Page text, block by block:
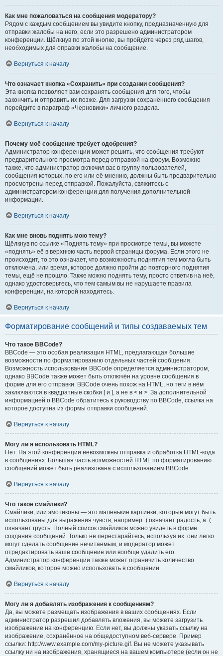
Как мне пожаловаться на сообщения модератору?
Рядом с каждым сообщением вы увидите кнопку, предназначенную для
отправки жалобы на него, если это разрешено администратором
конференции. Щёлкнув по этой кнопке, вы пройдёте через ряд шагов,
необходимых для оправки жалобы на сообщение.
Вернуться к началу
Что означает кнопка «Сохранить» при создании сообщения?
Эта кнопка позволяет вам сохранять сообщения для того, чтобы
закончить и отправить их позже. Для загрузки сохранённого сообщения
перейдите в параграф «Черновики» личного раздела.
Вернуться к началу
Почему моё сообщение требует одобрения?
Администратор конференции может решить, что сообщения требуют
предварительного просмотра перед отправкой на форум. Возможно
также, что администратор включил вас в группу пользователей,
сообщения которых, по его или её мнению, должны быть предварительно
просмотрены перед отправкой. Пожалуйста, свяжитесь с
администратором конференции для получения дополнительной
информации.
Вернуться к началу
Как мне вновь поднять мою тему?
Щёлкнув по ссылке «Поднять тему» при просмотре темы, вы можете
«поднять» её в верхнюю часть первой страницы форума. Если этого не
происходит, то это означает, что возможность поднятия тем могла быть
отключена, или время, которое должно пройти до повторного поднятия
темы, ещё не прошло. Также можно поднять тему, просто ответив на неё,
однако удостоверьтесь, что тем самым вы не нарушаете правила
конференции, на которой находитесь.
Вернуться к началу
Форматирование сообщений и типы создаваемых тем
Что такое BBCode?
BBCode — это особая реализация HTML, предлагающая большие
возможности по форматированию отдельных частей сообщения.
Возможность использования BBCode определяется администратором,
однако BBCode также может быть отключён на уровне сообщения в
форме для его отправки. BBCode очень похож на HTML, но теги в нём
заключаются в квадратные скобки [ и ], а не в < и >. За дополнительной
информацией о BBCode обратитесь к руководству по BBCode, ссылка на
которое доступна из формы отправки сообщений.
Вернуться к началу
Могу ли я использовать HTML?
Нет. На этой конференции невозможны отправка и обработка HTML-кода
в сообщениях. Большая часть возможностей HTML по форматированию
сообщений может быть реализована с использованием BBCode.
Вернуться к началу
Что такое смайлики?
Смайлики, или эмотиконы — это маленькие картинки, которые могут быть
использованы для выражения чувств, например :) означает радость, а :(
означает грусть. Полный список смайликов можно увидеть в форме
создания сообщений. Только не перестарайтесь, используя их: они легко
могут сделать сообщение нечитаемым, и модератор может
отредактировать ваше сообщение или вообще удалить его.
Администратор конференции также может ограничить количество
смайликов, которое можно использовать в сообщении.
Вернуться к началу
Могу ли я добавлять изображения к сообщениям?
Да, вы можете размещать изображения в ваших сообщениях. Если
администратор разрешил добавлять вложения, вы можете загрузить
изображение на конференцию. Если нет, вы должны указать ссылку на
изображение, сохранённое на общедоступном веб-сервере. Пример
ссылки: http://www.example.com/my-picture.gif. Вы не можете указывать
ссылку ни на изображения, хранящиеся на вашем компьютере (если он не